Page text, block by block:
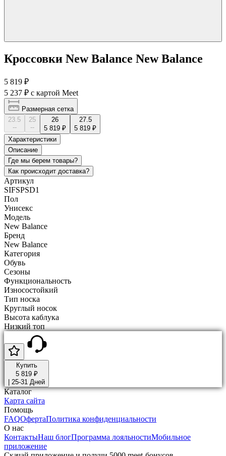
Кроссовки New Balance New Balance
5 819 ₽
5 237 ₽ с картой Meet
Размерная сетка
23.5
--
25
--
26
5 819 ₽
27.5
5 819 ₽
Характеристики
Описание
Где мы берем товары?
Как происходит доставка?
Артикул
SIFSPSD1
Пол
Унисекс
Модель
New Balance
Бренд
New Balance
Категория
Обувь
Сезоны
Функциональность
Износостойкий
Тип носка
Круглый носок
Высота каблука
Низкий топ
Купить
5 819 ₽
25-31 Дней
Каталог
Карта сайта
Помощь
FAQОфертаПолитика конфиденциальности
О нас
КонтактыНаш блогПрограмма лояльностиМобильное
приложение